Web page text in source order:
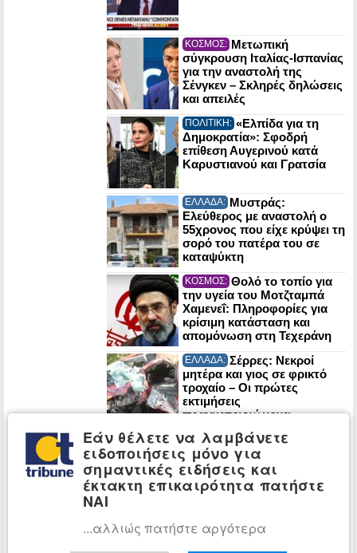
ΚΟΣΜΟΣ: Μετωπική
σύγκρουση Ιταλίας-Ισπανίας
για την αναστολή της
Σένγκεν – Σκληρές δηλώσεις
και απειλές
ΠΟΛΙΤΙΚΗ: «Ελπίδα για τη
Δημοκρατία»: Σφοδρή
επίθεση Αυγερινού κατά
Καρυστιανού και Γρατσία
ΕΛΛΑΔΑ: Μυστράς:
Ελεύθερος με αναστολή ο
55χρονος που είχε κρύψει τη
σορό του πατέρα του σε
καταψύκτη
ΚΟΣΜΟΣ: Θολό το τοπίο για
την υγεία του Μοτζταμπά
Χαμενεΐ: Πληροφορίες για
κρίσιμη κατάσταση και
απομόνωση στη Τεχεράνη
ΕΛΛΑΔΑ: Σέρρες: Νεκροί
μητέρα και γιος σε φρικτό
τροχαίο – Οι πρώτες
εκτιμήσεις
πραγματογνώμονα
ΠΟΛΙΤΙΚΗ: ΠΑΣΟΚ: Έκθεση-
κόλαφος του ΟΟΣΑ διαλύει
το success story της
κυβέρνησης
διακοπές ο Κυριάκος
Εάν θέλετε να λαμβάνετε
ειδοποιήσεις μόνο για
σημαντικές ειδήσεις και
έκτακτη επικαιρότητα πατήστε
ΝΑΙ
...αλλιώς πατήστε αργότερα